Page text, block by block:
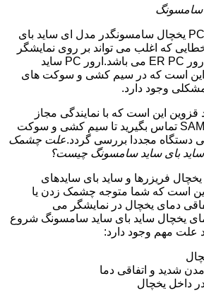
علت رخ دادن ارور PC ER یخچال سامسونگدر مدل ای ساید بای
که اغلب می تواند بر روی نمایشگر
یخچال نشان داده شود،ارور ER PC می باشد.ارور PC ساید
این است که در سیم کشی و سوکت های
وجود دارد.
این است که با نمایندگی مجاز
تعمیرات یخچال SAMSUNG تماس بگیرید تا سیم کشی و سوکت
دستگاه مجددا بررسی گردد.علت چشمک
بای ساید سامسونگ چیست؟
فریزرها و ساید بای سایدهای
است که شما متوجه چشمک زدن یا
دمای یخچال در نمایشگر می
یخچال ساید بای ساید سامسونگ شروع
علت مهم وجود دارد:
آمدن شدید و اتفاقی دما
داخل یخچال